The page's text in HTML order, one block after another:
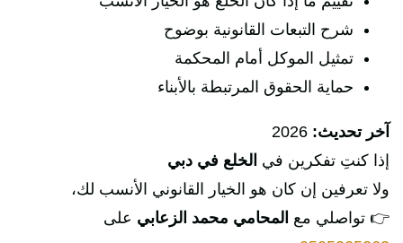
شرح التبعات القانونية بوضوح
تمثيل الموكل أمام المحكمة
حماية الحقوق المرتبطة بالأبناء
آخر تحديث:
إذا كنتِ تفكرين في الخلع في دبي
ولا تعرفين إن كان هو الخيار القانوني الأنسب لك،
👉 تواصلي مع المحامي محمد الزعابي على